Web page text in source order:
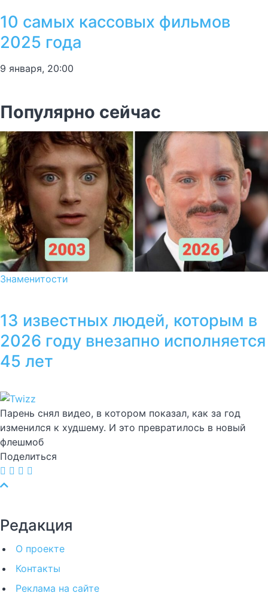
10 самых кассовых фильмов
2025 года
9 января, 20:00
Популярно сейчас
Знаменитости
13 известных людей, которым в
2026 году внезапно исполняется
45 лет
Парень снял видео, в котором показал, как за год
изменился к худшему. И это превратилось в новый
флешмоб
Поделиться
Редакция
О проекте
Контакты
Реклама на сайте